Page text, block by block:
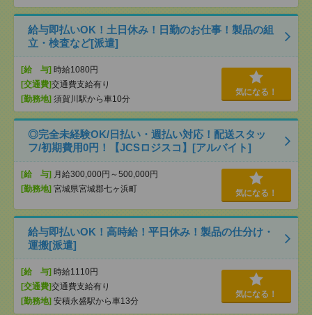
給与即払いOK！土日休み！日勤のお仕事！製品の組
立・検査など[派遣]
[給 与] 時給1080円
[交通費]交通費支給有り
[勤務地] 須賀川駅から車10分
気になる！
◎完全未経験OK/日払い・週払い対応！配送スタッ
フ/初期費用0円！【JCSロジスコ】[アルバイト]
[給 与] 月給300,000円～500,000円
[勤務地] 宮城県宮城郡七ヶ浜町 気になる！
給与即払いOK！高時給！平日休み！製品の仕分け・
運搬[派遣]
[給 与] 時給1110円
[交通費]交通費支給有り
[勤務地] 安積永盛駅から車13分
気になる！